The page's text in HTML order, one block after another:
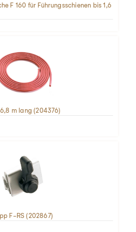
F 160 für Führungsschienen bis 1,6
m lang (204376)
F-RS (202867)